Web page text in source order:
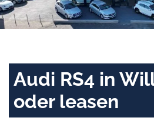
Audi RS4 in
oder leasen